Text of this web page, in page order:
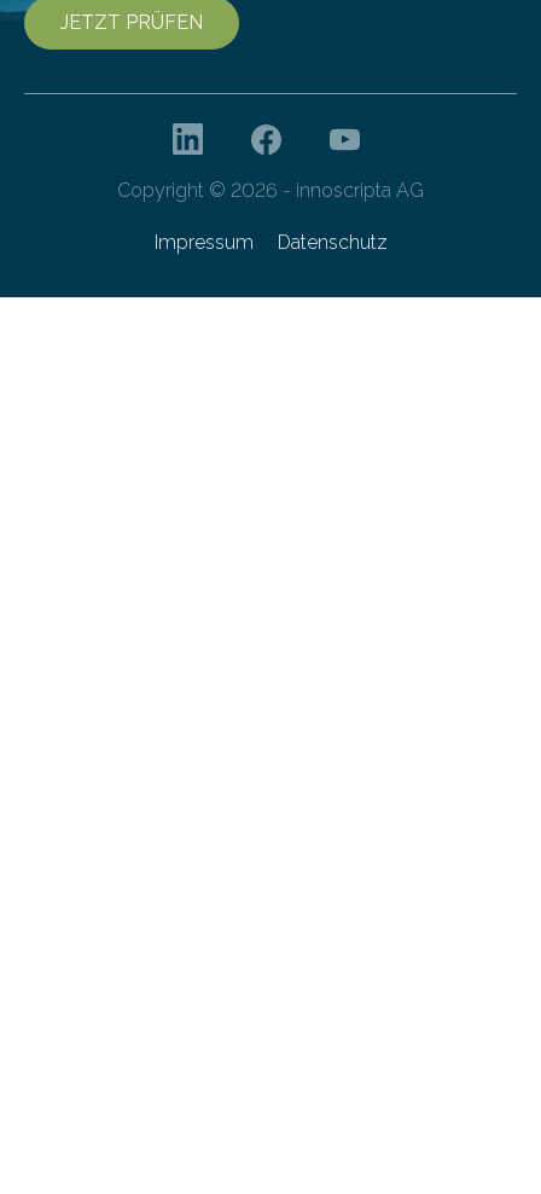
JETZT PRÜFEN
Copyright © 2026 - innoscripta AG
Impressum Datenschutz